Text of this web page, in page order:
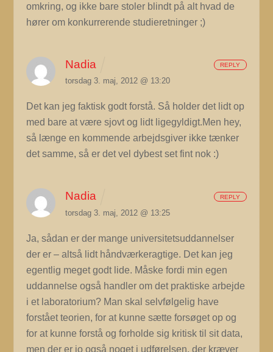
omkring, og ikke bare stoler blindt på alt hvad de
hører om konkurrerende studieretninger ;)
Nadia
torsdag 3. maj, 2012 @ 13:20
Det kan jeg faktisk godt forstå. Så holder det lidt op
med bare at være sjovt og lidt ligegyldigt.Men hey,
så længe en kommende arbejdsgiver ikke tænker
det samme, så er det vel dybest set fint nok :)
REPLY
Nadia
torsdag 3. maj, 2012 @ 13:25
Ja, sådan er der mange universitetsuddannelser
der er – altså lidt håndværkeragtige. Det kan jeg
egentlig meget godt lide. Måske fordi min egen
uddannelse også handler om det praktiske arbejde
i et laboratorium? Man skal selvfølgelig have
forstået teorien, for at kunne sætte forsøget op og
for at kunne forstå og forholde sig kritisk til sit data,
men der er jo også noget i udførelsen, der kræver
REPLY